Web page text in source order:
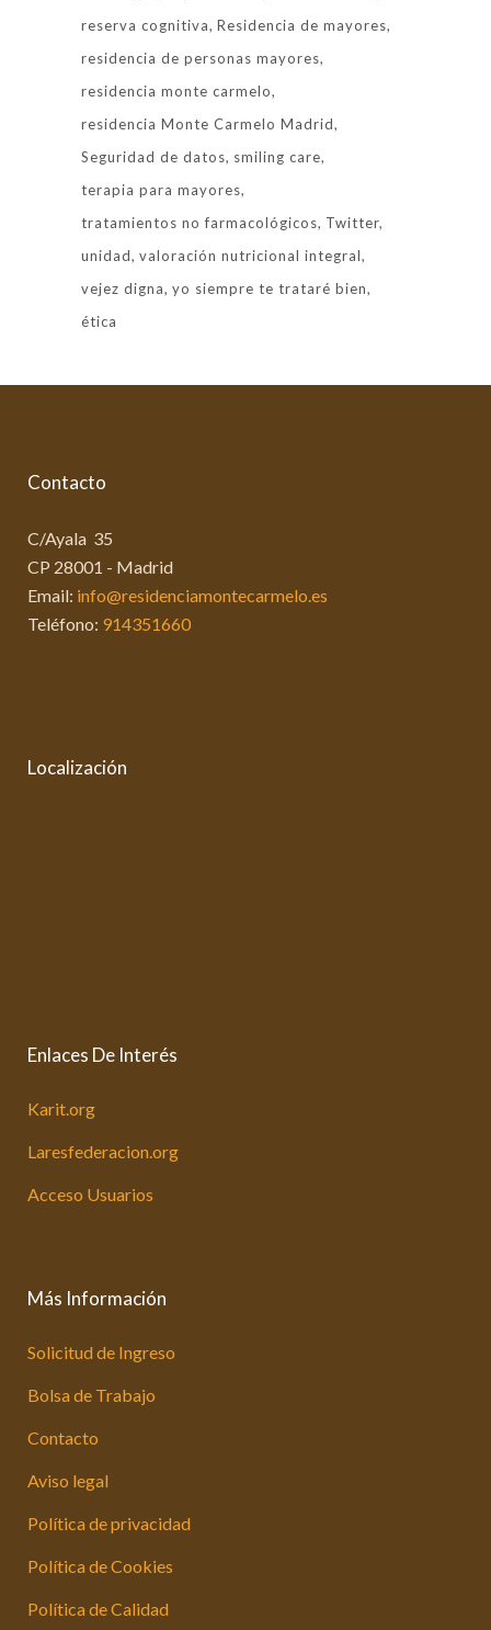
reserva cognitiva Residencia de mayores
residencia de personas mayores
residencia monte carmelo
residencia Monte Carmelo Madrid
Seguridad de datos smiling care
terapia para mayores
tratamientos no farmacológicos Twitter
unidad valoración nutricional integral
vejez digna yo siempre te trataré bien
ética
Contacto
C/Ayala 35
CP 28001 - Madrid
Email: info@residenciamontecarmelo.es
Teléfono: 914351660
Localización
Enlaces De Interés
Karit.org
Laresfederacion.org
Acceso Usuarios
Más Información
Solicitud de Ingreso
Bolsa de Trabajo
Contacto
Aviso legal
Política de privacidad
Política de Cookies
Política de Calidad